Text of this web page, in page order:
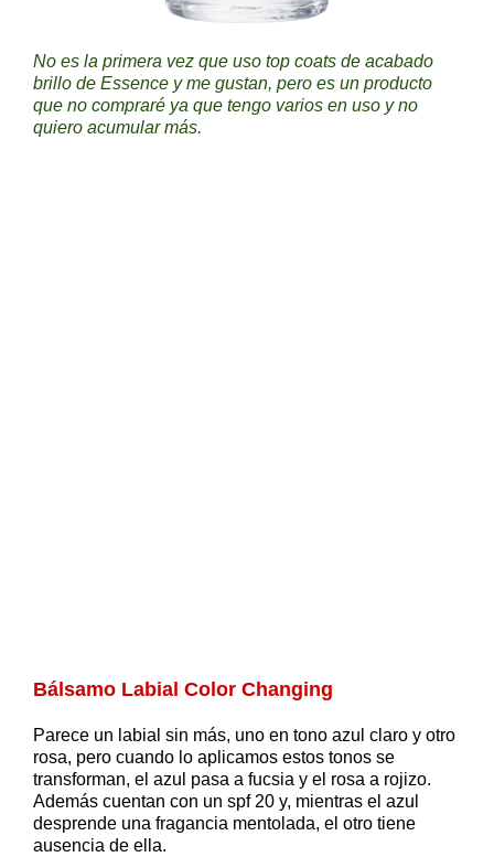
No es la primera vez que uso top coats de acabado
brillo de Essence y me gustan, pero es un producto
que no compraré ya que tengo varios en uso y no
quiero acumular más.
Bálsamo Labial Color Changing
Parece un labial sin más, uno en tono azul claro y otro
rosa, pero cuando lo aplicamos estos tonos se
transforman, el azul pasa a fucsia y el rosa a rojizo.
Además cuentan con un spf 20 y, mientras el azul
desprende una fragancia mentolada, el otro tiene
ausencia de ella.